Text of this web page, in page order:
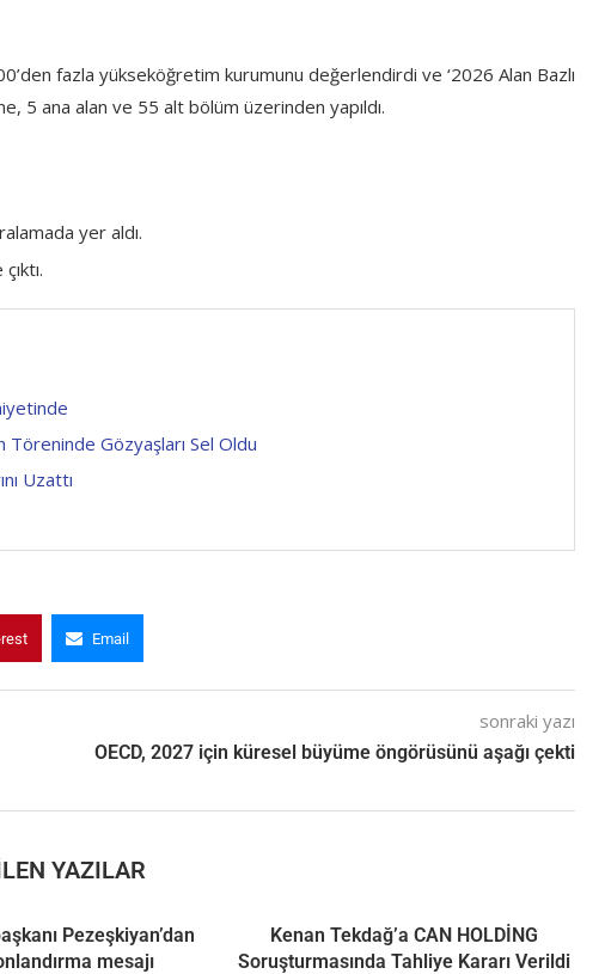
fazla yükseköğretim kurumunu değerlendirdi ve ‘2026 Alan Bazlı
5 ana alan ve 55 alt bölüm üzerinden yapıldı.
yer aldı.
Töreninde Gözyaşları Sel Oldu
Uzattı
Email
sonraki yazı
OECD, 2027 için küresel büyüme öngörüsünü aşağı çekti
YAZILAR
Pezeşkiyan’dan
mesajı
Kenan Tekdağ’a CAN HOLDİNG
Soruşturmasında Tahliye Kararı Verildi